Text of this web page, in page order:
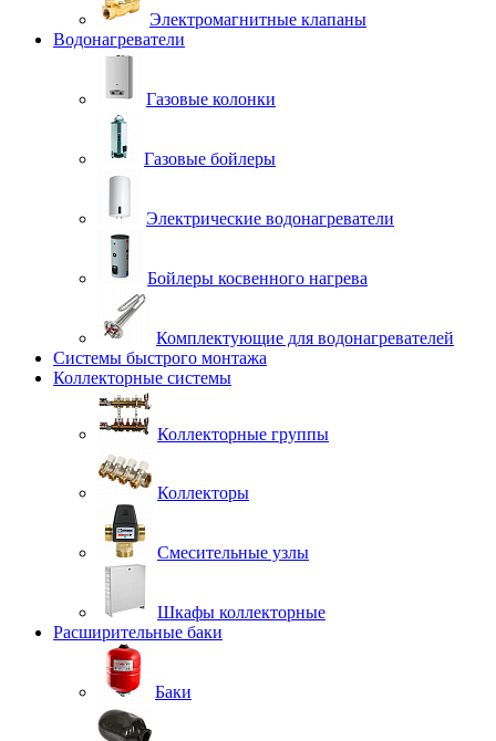
Электромагнитные клапаны
Водонагреватели
Газовые колонки
Газовые бойлеры
Электрические водонагреватели
Бойлеры косвенного нагрева
Комплектующие для водонагревателей
Системы быстрого монтажа
Коллекторные системы
Коллекторные группы
Коллекторы
Смесительные узлы
Шкафы коллекторные
Расширительные баки
Баки